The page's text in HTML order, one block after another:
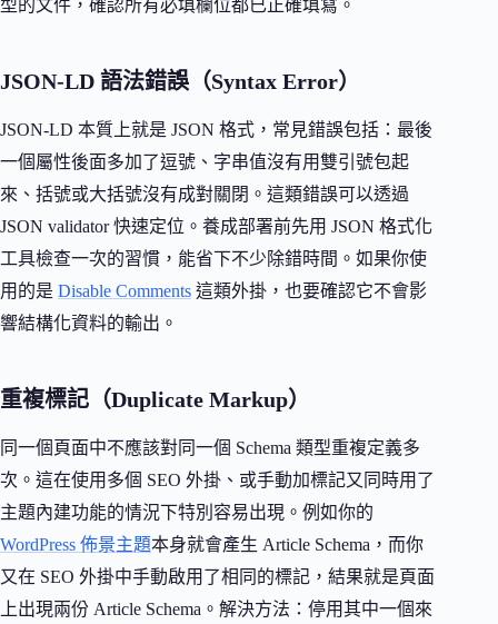
型的文件，確認所有必填欄位都已正確填寫。
JSON-LD 語法錯誤（Syntax Error）
JSON-LD 本質上就是 JSON 格式，常見錯誤包括：最後
一個屬性後面多加了逗號、字串值沒有用雙引號包起
來、括號或大括號沒有成對關閉。這類錯誤可以透過
JSON validator 快速定位。養成部署前先用 JSON 格式化
工具檢查一次的習慣，能省下不少除錯時間。如果你使
用的是 Disable Comments 這類外掛，也要確認它不會影
響結構化資料的輸出。
重複標記（Duplicate Markup）
同一個頁面中不應該對同一個 Schema 類型重複定義多
次。這在使用多個 SEO 外掛、或手動加標記又同時用了
主題內建功能的情況下特別容易出現。例如你的
WordPress 佈景主題本身就會產生 Article Schema，而你
又在 SEO 外掛中手動啟用了相同的標記，結果就是頁面
上出現兩份 Article Schema。解決方法：停用其中一個來